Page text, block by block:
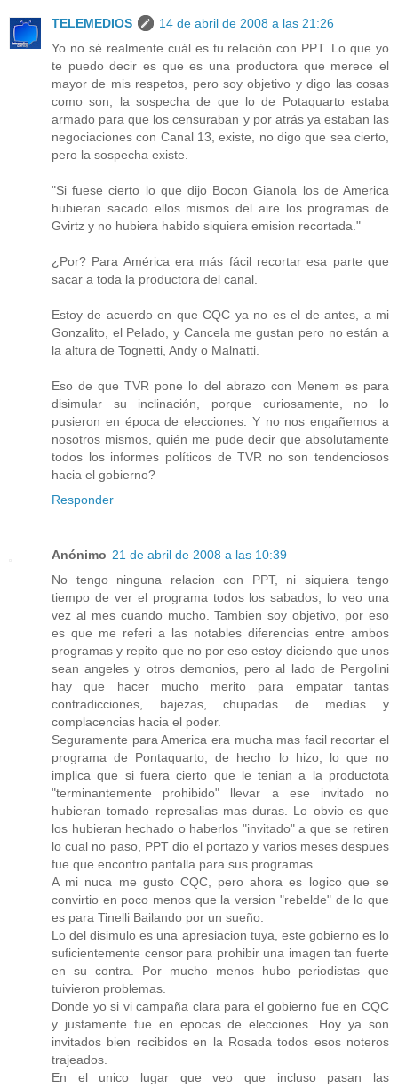
TELEMEDIOS
14 de abril de 2008 a las 21:26
Yo no sé realmente cuál es tu relación con PPT. Lo que yo
te puedo decir es que es una productora que merece el
mayor de mis respetos, pero soy objetivo y digo las cosas
como son, la sospecha de que lo de Potaquarto estaba
armado para que los censuraban y por atrás ya estaban las
negociaciones con Canal 13, existe, no digo que sea cierto,
pero la sospecha existe.
"Si fuese cierto lo que dijo Bocon Gianola los de America
hubieran sacado ellos mismos del aire los programas de
Gvirtz y no hubiera habido siquiera emision recortada."
¿Por? Para América era más fácil recortar esa parte que
sacar a toda la productora del canal.
Estoy de acuerdo en que CQC ya no es el de antes, a mi
Gonzalito, el Pelado, y Cancela me gustan pero no están a
la altura de Tognetti, Andy o Malnatti.
Eso de que TVR pone lo del abrazo con Menem es para
disimular su inclinación, porque curiosamente, no lo
pusieron en época de elecciones. Y no nos engañemos a
nosotros mismos, quién me pude decir que absolutamente
todos los informes políticos de TVR no son tendenciosos
hacia el gobierno?
Responder
Anónimo 21 de abril de 2008 a las 10:39
No tengo ninguna relacion con PPT, ni siquiera tengo
tiempo de ver el programa todos los sabados, lo veo una
vez al mes cuando mucho. Tambien soy objetivo, por eso
es que me referi a las notables diferencias entre ambos
programas y repito que no por eso estoy diciendo que unos
sean angeles y otros demonios, pero al lado de Pergolini
hay que hacer mucho merito para empatar tantas
contradicciones, bajezas, chupadas de medias y
complacencias hacia el poder.
Seguramente para America era mucha mas facil recortar el
programa de Pontaquarto, de hecho lo hizo, lo que no
implica que si fuera cierto que le tenian a la productota
"terminantemente prohibido" llevar a ese invitado no
hubieran tomado represalias mas duras. Lo obvio es que
los hubieran hechado o haberlos "invitado" a que se retiren
lo cual no paso, PPT dio el portazo y varios meses despues
fue que encontro pantalla para sus programas.
A mi nuca me gusto CQC, pero ahora es logico que se
convirtio en poco menos que la version "rebelde" de lo que
es para Tinelli Bailando por un sueño.
Lo del disimulo es una apresiacion tuya, este gobierno es lo
suficientemente censor para prohibir una imagen tan fuerte
en su contra. Por mucho menos hubo periodistas que
tuivieron problemas.
Donde yo si vi campaña clara para el gobierno fue en CQC
y justamente fue en epocas de elecciones. Hoy ya son
invitados bien recibidos en la Rosada todos esos noteros
trajeados.
En el unico lugar que veo que incluso pasan las